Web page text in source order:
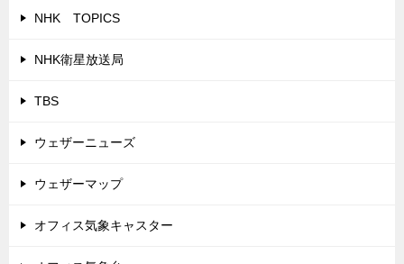
NHK TOPICS
NHK衛星放送局
TBS
ウェザーニューズ
ウェザーマップ
オフィス気象キャスター